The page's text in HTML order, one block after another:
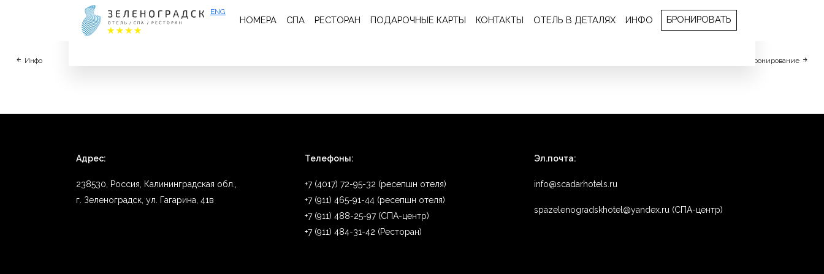
ENG
НОМЕРА СПА РЕСТОРАН ПОДАРОЧНЫЕ КАРТЫ КОНТАКТЫ ОТЕЛЬ В ДЕТАЛЯХ ИНФО БРОНИРОВАТЬ
Инфо Бронирование
Всё как всегда отлично! Спасибо за работу и внимание!
Адрес:
238530, Россия, Калининградская обл.,
г. Зеленоградск, ул. Гагарина, 41в
Телефоны:
+7 (4017) 72-95-32 (ресепшн отеля)
+7 (911) 465-91-44 (ресепшн отеля)
+7 (911) 488-25-97 (СПА-центр)
+7 (911) 484-31-42 (Ресторан)
Эл.почта:
info@scadarhotels.ru
spazelenogradskhotel@yandex.ru (СПА-центр)